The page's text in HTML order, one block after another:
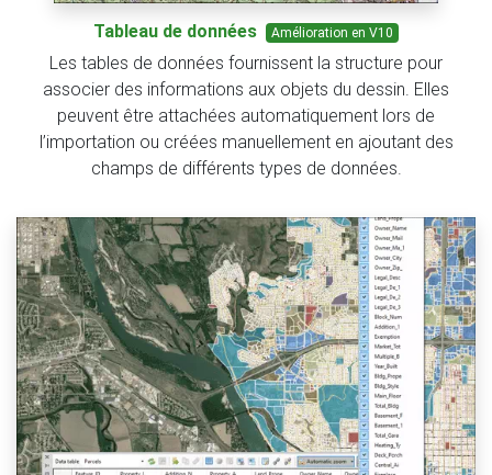
Tableau de données Amélioration en V10
Les tables de données fournissent la structure pour
associer des informations aux objets du dessin. Elles
peuvent être attachées automatiquement lors de
l’importation ou créées manuellement en ajoutant des
champs de différents types de données.